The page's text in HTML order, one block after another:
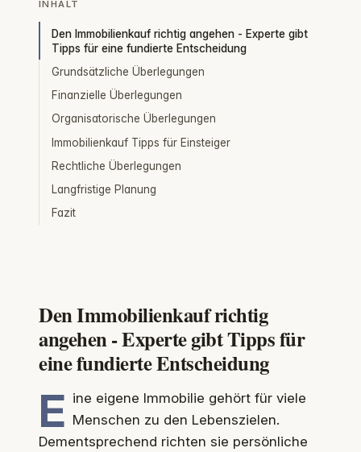
INHALT
Den Immobilienkauf richtig angehen - Experte gibt
Tipps für eine fundierte Entscheidung
Grundsätzliche Überlegungen
Finanzielle Überlegungen
Organisatorische Überlegungen
Immobilienkauf Tipps für Einsteiger
Rechtliche Überlegungen
Langfristige Planung
Fazit
Den Immobilienkauf richtig
angehen - Experte gibt Tipps für
eine fundierte Entscheidung
E ine eigene Immobilie gehört für viele
Menschen zu den Lebenszielen.
Dementsprechend richten sie persönliche